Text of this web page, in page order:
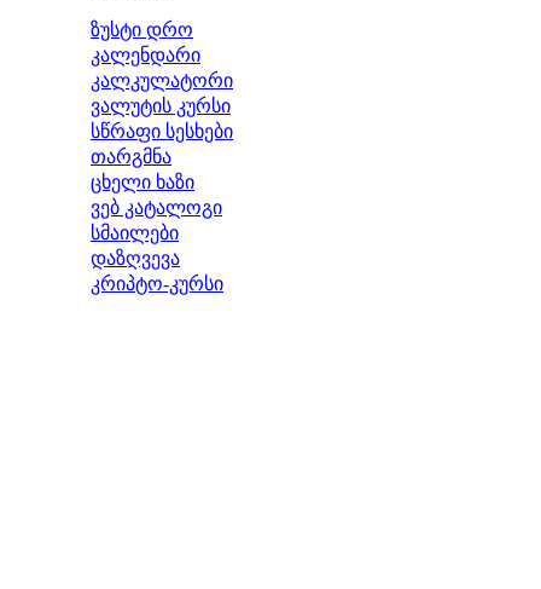
ზუსტი დრო
კალენდარი
კალკულატორი
ვალუტის კურსი
სწრაფი სესხები
თარგმნა
ცხელი ხაზი
ვებ კატალოგი
სმაილები
დაზღვევა
კრიპტო-კურსი